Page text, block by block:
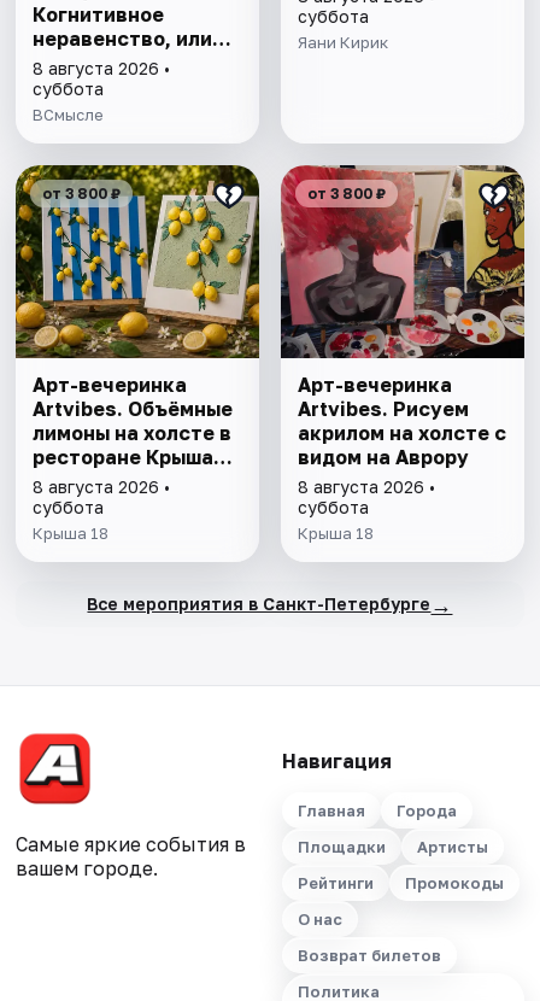
Когнитивное
неравенство, или
почему умные
умнеют, а глупые
глупеют
8 августа 2026 •
суббота
ВСмысле
суббота
Яани Кирик
от 3 800 ₽
Арт-вечеринка
Artvibes. Объёмные
лимоны на холсте в
ресторане Крыша
18
8 августа 2026 •
суббота
Крыша 18
от 3 800 ₽
Арт-вечеринка
Artvibes. Рисуем
акрилом на холсте с
видом на Аврору
8 августа 2026 •
суббота
Крыша 18
Все мероприятия в Санкт-Петербурге →
Самые яркие события в
вашем городе.
Навигация
Главная
Города
Площадки
Артисты
Рейтинги
Промокоды
О нас
Возврат билетов
Политика